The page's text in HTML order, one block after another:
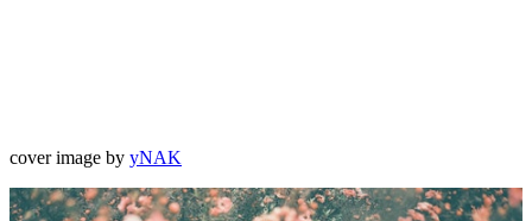
cover image by yNAK